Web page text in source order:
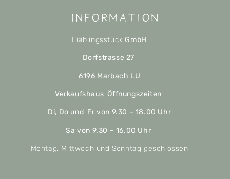
Information
Liäblingsstück GmbH
Dorfstrasse 27
6196 Marbach LU
Verkaufshaus Öffnungszeiten
Di, Do und Fr von 9.30 – 18.00 Uhr
Sa von 9.30 – 16.00 Uhr
Montag, Mittwoch und Sonntag geschlossen